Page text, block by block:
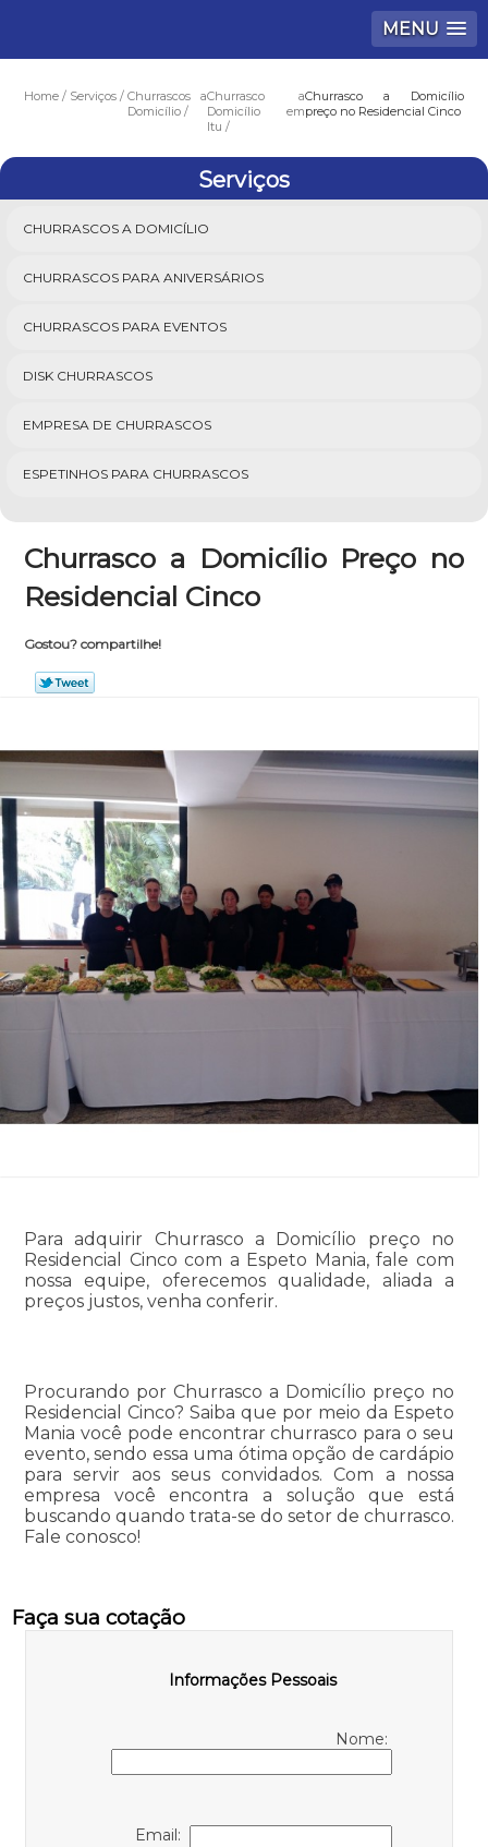
MENU
Home Serviços
Churrascos a
Domicílio
Churrasco a
Domicílio em
Itu
Churrasco a Domicílio
preço no Residencial Cinco
Serviços
CHURRASCOS A DOMICÍLIO
CHURRASCOS PARA ANIVERSÁRIOS
CHURRASCOS PARA EVENTOS
DISK CHURRASCOS
EMPRESA DE CHURRASCOS
ESPETINHOS PARA CHURRASCOS
Churrasco a Domicílio Preço no
Residencial Cinco
Gostou? compartilhe!
Para adquirir Churrasco a Domicílio preço no
Residencial Cinco com a Espeto Mania, fale com
nossa equipe, oferecemos qualidade, aliada a
preços justos, venha conferir.
Procurando por Churrasco a Domicílio preço no
Residencial Cinco? Saiba que por meio da Espeto
Mania você pode encontrar churrasco para o seu
evento, sendo essa uma ótima opção de cardápio
para servir aos seus convidados. Com a nossa
empresa você encontra a solução que está
buscando quando trata-se do setor de churrasco.
Fale conosco!
Faça sua cotação
Informações Pessoais
Nome:
Email: